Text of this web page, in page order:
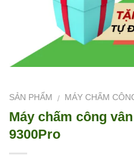
SẢN PHẨM / MÁY CHẤM
Máy chấm công
9300Pro